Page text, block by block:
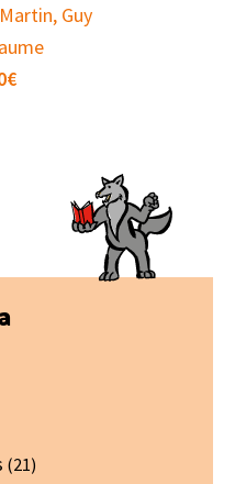
Guy
€
(21)